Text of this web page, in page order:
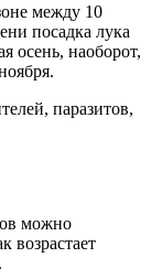
между 10
посадка лука
осень, наоборот,
паразитов,
можно
возрастает